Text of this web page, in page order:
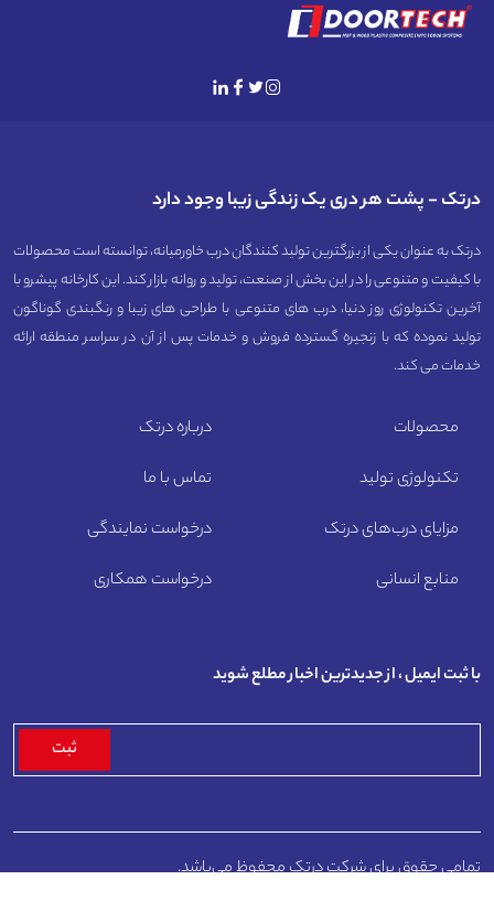
محصولات
تکنولوژی تولید
مزایای درب‌های درتک
منابع انسانی
درباره درتک
تماس با ما
درخواست نمایندگی
درخواست همکاری
درتک - پشت هر دری یک زندگی زیبا وجود دارد
درتک به عنوان یکی از بزرگترین تولید کنندگان درب خاورمیانه، توانسته است محصولات
با کیفیت و متنوعی را در این بخش از صنعت، تولید و روانه بازار کند. این کارخانه پیشرو با
آخرین تکنولوژی روز دنیا، درب های متنوعی با طراحی های زیبا و رنگبندی گوناگون
تولید نموده که با زنجیره گسترده فروش و خدمات پس از آن در سراسر منطقه ارائه
خدمات می کند.
با ثبت ایمیل ، از جدیدترین اخبار مطلع شوید
تمامی حقوق برای شرکت درتک محفوظ می‌باشد.